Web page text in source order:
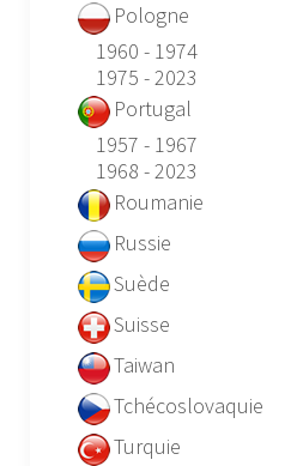
Pologne
1960 - 1974
1975 - 2023
Portugal
1957 - 1967
1968 - 2023
Roumanie
Russie
Suède
Suisse
Taiwan
Tchécoslovaquie
Turquie